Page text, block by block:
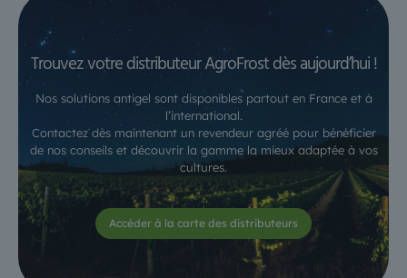
Trouvez votre distributeur AgroFrost dès aujourd’hui !
Nos solutions antigel sont disponibles partout en France et à
l’international.
Contactez dès maintenant un revendeur agréé pour bénéficier
de nos conseils et découvrir la gamme la mieux adaptée à vos
cultures.
Accéder à la carte des distributeurs